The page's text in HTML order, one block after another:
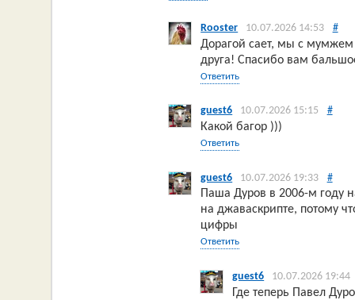
Rooster 10.07.2026 14:53 #
Дорагой сает, мы с мумжем
друга! Спасибо вам
Ответить
guest6 10.07.2026 15:15 #
Какой багор )))
Ответить
guest6 10.07.2026 19:33 #
Паша Дуров в 2006-м году
на джаваскрипте, потому
цифры
Ответить
guest6 10.07.2026 19:44
Где теперь Павел